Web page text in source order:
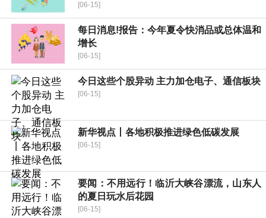
[06-15]
每日消息!报告：今年夏令快消品或总体温和
增长
[06-15]
今日这些个股异动 主力加仓电子、通信板块
[06-15]
新华视点丨各地积极推进绿色低碳发展
[06-15]
要闻：不用远行！临沂大峡谷漂流，山东人
的夏日玩水后花园
[06-15]